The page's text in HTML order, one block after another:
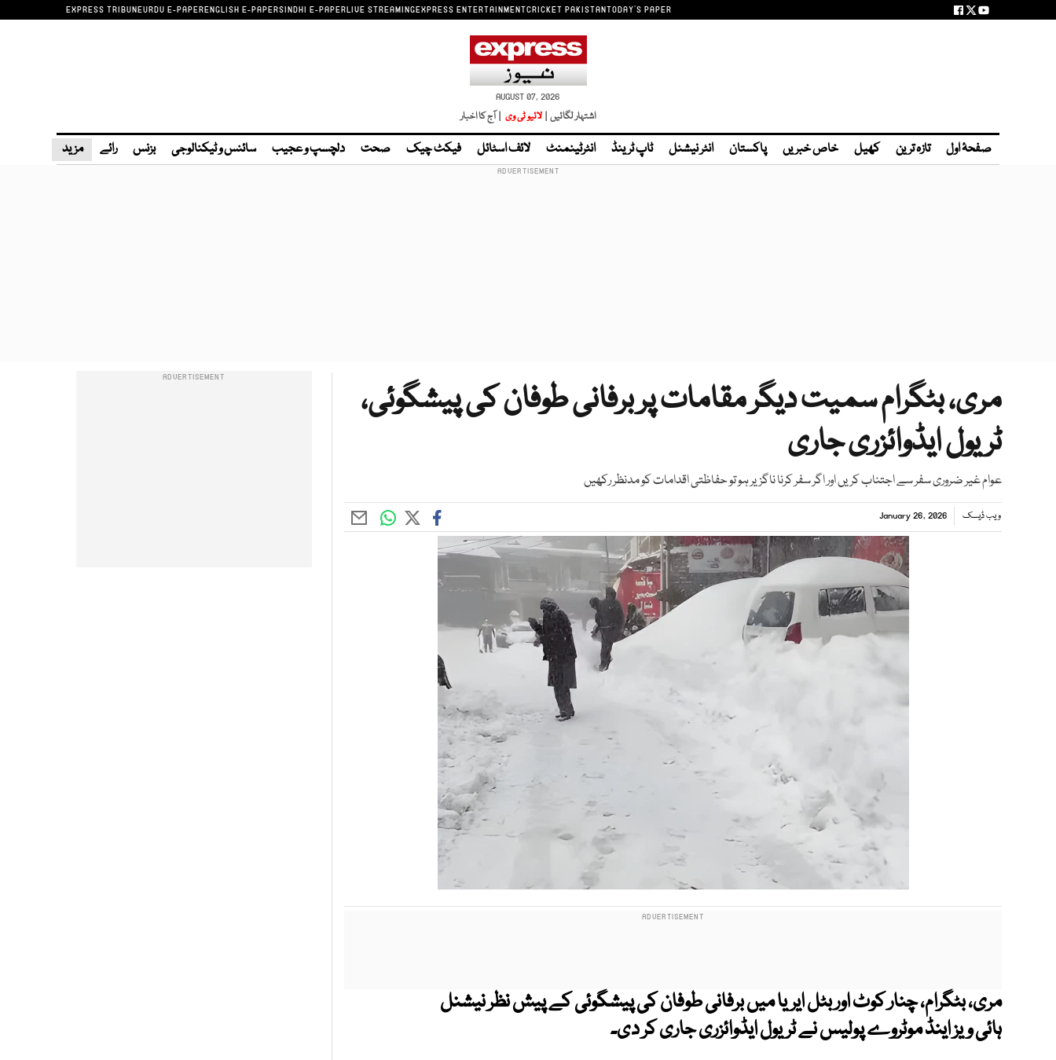
EXPRESS TRIBUNEURDU E-PAPERENGLISH E-PAPERSINDHI E-PAPERLIVE STREAMINGEXPRESS ENTERTAINMENTCRICKET PAKISTANTODAY'S PAPER
AUGUST 07, 2026
اشتہار لگائیں | لائیو ٹی وی | آج کا اخبار
صفحۂ اول تازہ ترین کھیل خاص خبریں پاکستان انٹر نیشنل ٹاپ ٹرینڈ انٹرٹینمنٹ لائف اسٹائل فیکٹ چیک صحت دلچسپ و عجیب سائنس و ٹیکنالوجی بزنس رائے مزید
مری، بٹگرام سمیت دیگر مقامات پر برفانی طوفان کی پیشگوئی،
ٹریول ایڈوائزری جاری
عوام غیر ضروری سفر سے اجتناب کریں اور اگر سفر کرنا ناگزیر ہو تو حفاظتی اقدامات کو مدنظر رکھیں
ویب ڈیسک January 26, 2026
مری، بٹگرام، چنار کوٹ اور بٹل ایریا میں برفانی طوفان کی پیشگوئی کے پیش نظر نیشنل
ہائی ویز اینڈ موٹروے پولیس نے ٹریول ایڈوائزری جاری کر دی۔